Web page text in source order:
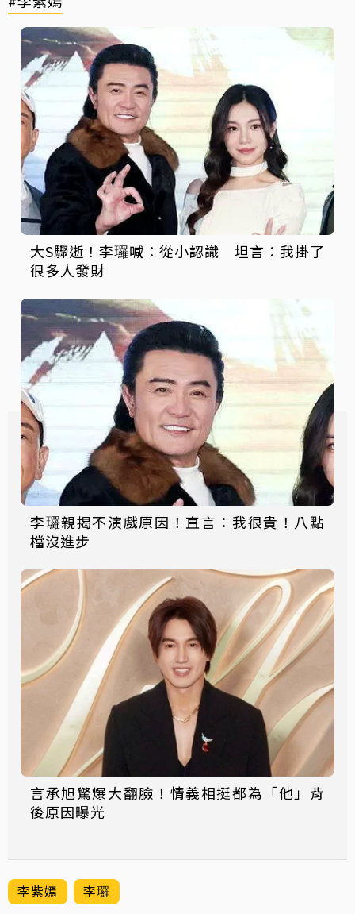
大S驟逝！李㼈喊：從小認識 坦言：我掛了
很多人發財
李㼈親揭不演戲原因！直言：我很貴！八點
檔沒進步
言承旭驚爆大翻臉！情義相挺都為「他」背
後原因曝光
李紫嫣 李㼈